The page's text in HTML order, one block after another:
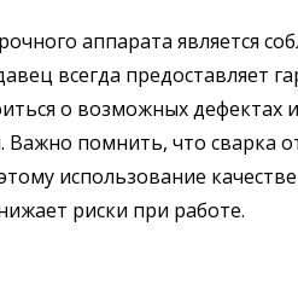
аппарата является
всегда предоставляет
о возможных дефектах
помнить, что сварка
использование
риски при работе.